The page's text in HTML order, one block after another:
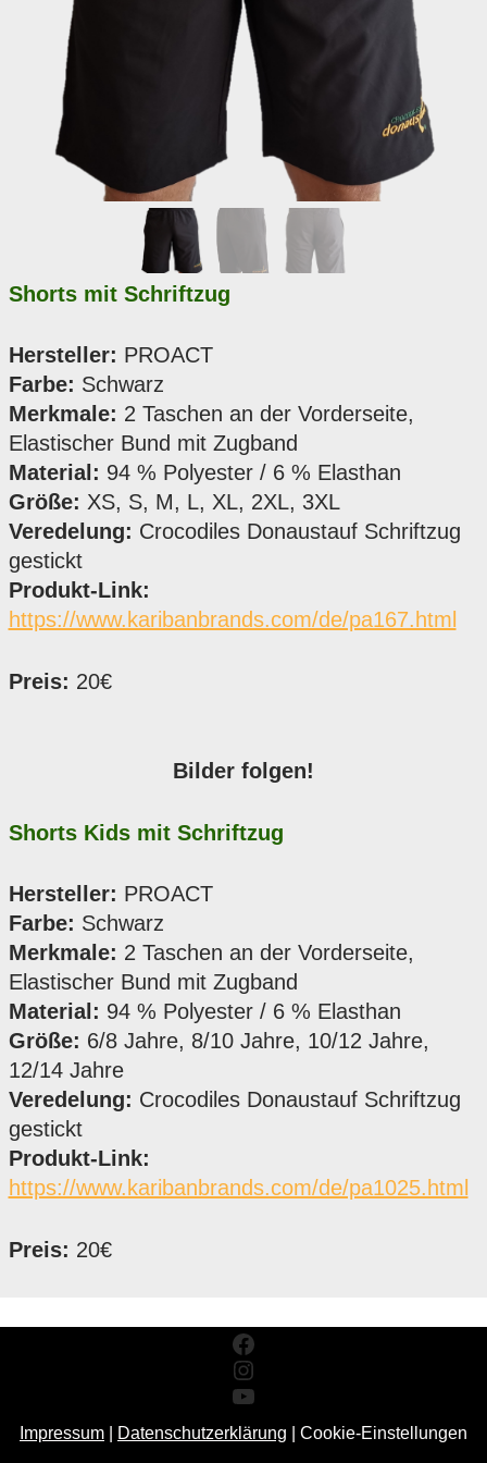
Shorts mit Schriftzug
Hersteller: PROACT
Farbe: Schwarz
Merkmale: 2 Taschen an der Vorderseite,
Elastischer Bund mit Zugband
Material: 94 % Polyester / 6 % Elasthan
Größe: XS, S, M, L, XL, 2XL, 3XL
Veredelung: Crocodiles Donaustauf Schriftzug
gestickt
Produkt-Link:
https://www.karibanbrands.com/de/pa167.html
Preis: 20€
Bilder folgen!
Shorts Kids mit Schriftzug
Hersteller: PROACT
Farbe: Schwarz
Merkmale: 2 Taschen an der Vorderseite,
Elastischer Bund mit Zugband
Material: 94 % Polyester / 6 % Elasthan
Größe: 6/8 Jahre, 8/10 Jahre, 10/12 Jahre,
12/14 Jahre
Veredelung: Crocodiles Donaustauf Schriftzug
gestickt
Produkt-Link:
https://www.karibanbrands.com/de/pa1025.html
Preis: 20€
Impressum Datenschutzerklärung Cookie-Einstellungen